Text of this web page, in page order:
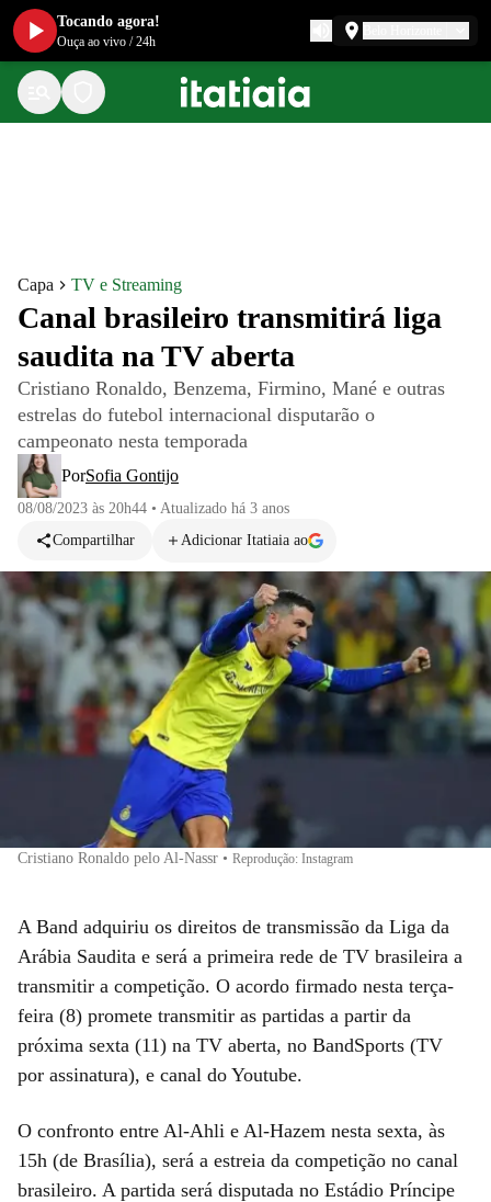
Capa TV e Streaming
Canal brasileiro transmitirá liga
saudita na TV aberta
Cristiano Ronaldo, Benzema, Firmino, Mané e outras
estrelas do futebol internacional disputarão o
campeonato nesta temporada
PorSofia Gontijo
08/08/2023 às 20h44 • Atualizado há 3 anos
Compartilhar
Adicionar Itatiaia ao
Cristiano Ronaldo pelo Al-Nassr • Reprodução: Instagram
A Band adquiriu os direitos de transmissão da Liga da
Arábia Saudita e será a primeira rede de TV brasileira a
transmitir a competição. O acordo firmado nesta terça-
feira (8) promete transmitir as partidas a partir da
próxima sexta (11) na TV aberta, no BandSports (TV
por assinatura), e canal do Youtube.
O confronto entre Al-Ahli e Al-Hazem nesta sexta, às
15h (de Brasília), será a estreia da competição no canal
brasileiro. A partida será disputada no Estádio Príncipe
Tocando agora!
Ouça ao vivo /24h